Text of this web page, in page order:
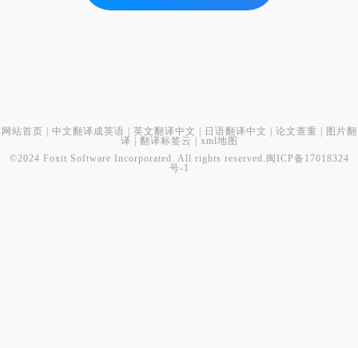
网站首页 中文翻译成英语 英文翻译中文 日语翻译中文 论文查重
图片翻
译
翻译标签云
xml地图
©2024 Foxit Software Incorporated. All rights reserved. 闽ICP备17018324
号-1